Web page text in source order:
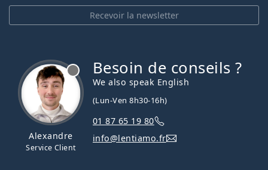
Recevoir la newsletter
Alexandre
Service Client
Besoin de conseils ?
We also speak English
(Lun-Ven 8h30-16h)
01 87 65 19 80
info@lentiamo.fr